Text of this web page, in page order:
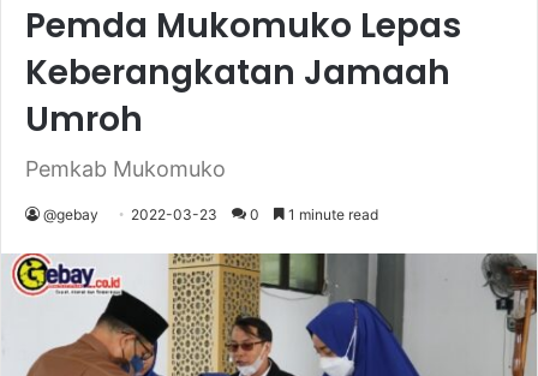
Pemda Mukomuko Lepas
Keberangkatan Jamaah
Umroh
Pemkab Mukomuko
@gebay 2022-03-23 0 1 minute read